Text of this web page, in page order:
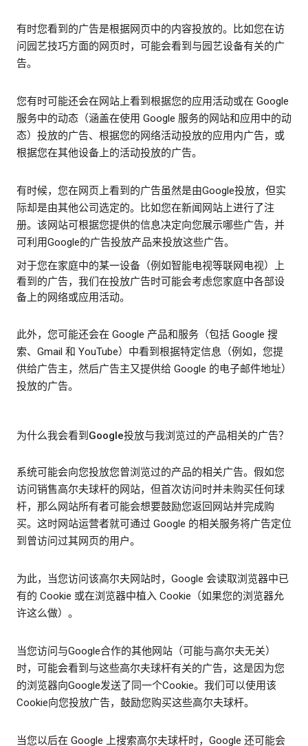
有时您看到的广告是根据网页中的内容投放的。比如您在访
问园艺技巧方面的网页时，可能会看到与园艺设备有关的广
告。
您有时可能还会在网站上看到根据您的应用活动或在 Google
服务中的动态（涵盖在使用 Google 服务的网站和应用中的动
态）投放的广告、根据您的网络活动投放的应用内广告，或
根据您在其他设备上的活动投放的广告。
有时候，您在网页上看到的广告虽然是由Google投放，但实
际却是由其他公司选定的。比如您在新闻网站上进行了注
册。该网站可根据您提供的信息决定向您展示哪些广告，并
可利用Google的广告投放产品来投放这些广告。
对于您在家庭中的某一设备（例如智能电视等联网电视）上
看到的广告，我们在投放广告时可能会考虑您家庭中各部设
备上的网络或应用活动。
此外，您可能还会在 Google 产品和服务（包括 Google 搜
索、Gmail 和 YouTube）中看到根据特定信息（例如，您提
供给广告主，然后广告主又提供给 Google 的电子邮件地址）
投放的广告。
为什么我会看到Google投放与我浏览过的产品相关的广告？
系统可能会向您投放您曾浏览过的产品的相关广告。假如您
访问销售高尔夫球杆的网站，但首次访问时并未购买任何球
杆，那么网站所有者可能会想要鼓励您返回网站并完成购
买。这时网站运营者就可通过 Google 的相关服务将广告定位
到曾访问过其网页的用户。
为此，当您访问该高尔夫网站时，Google 会读取浏览器中已
有的 Cookie 或在浏览器中植入 Cookie（如果您的浏览器允
许这么做）。
当您访问与Google合作的其他网站（可能与高尔夫无关）
时，可能会看到与这些高尔夫球杆有关的广告，这是因为您
的浏览器向Google发送了同一个Cookie。我们可以使用该
Cookie向您投放广告，鼓励您购买这些高尔夫球杆。
当您以后在 Google 上搜索高尔夫球杆时，Google 还可能会